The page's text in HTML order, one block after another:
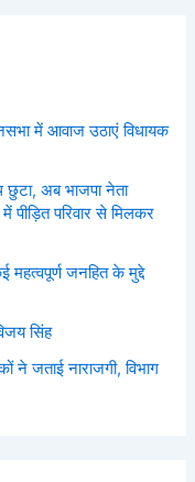
में आवाज उठाएं विधायक
छुटा, अब भाजपा नेता
पीड़ित परिवार से मिलकर
जनहित के मुद्दे
सिंह
ने जताई नाराजगी, विभाग